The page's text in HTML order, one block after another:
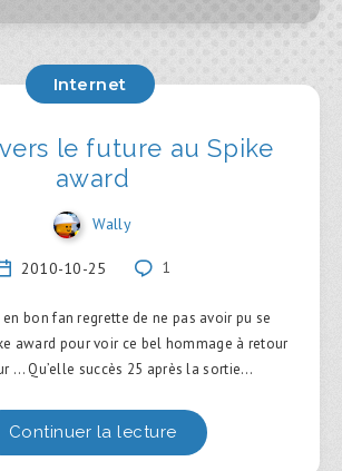
Internet
le future au Spike
award
Wally
2010-10-25 1
bon fan regrette de ne pas avoir pu se
award pour voir ce bel hommage à retour
… Qu’elle succès 25 après la sortie…
Continuer la lecture